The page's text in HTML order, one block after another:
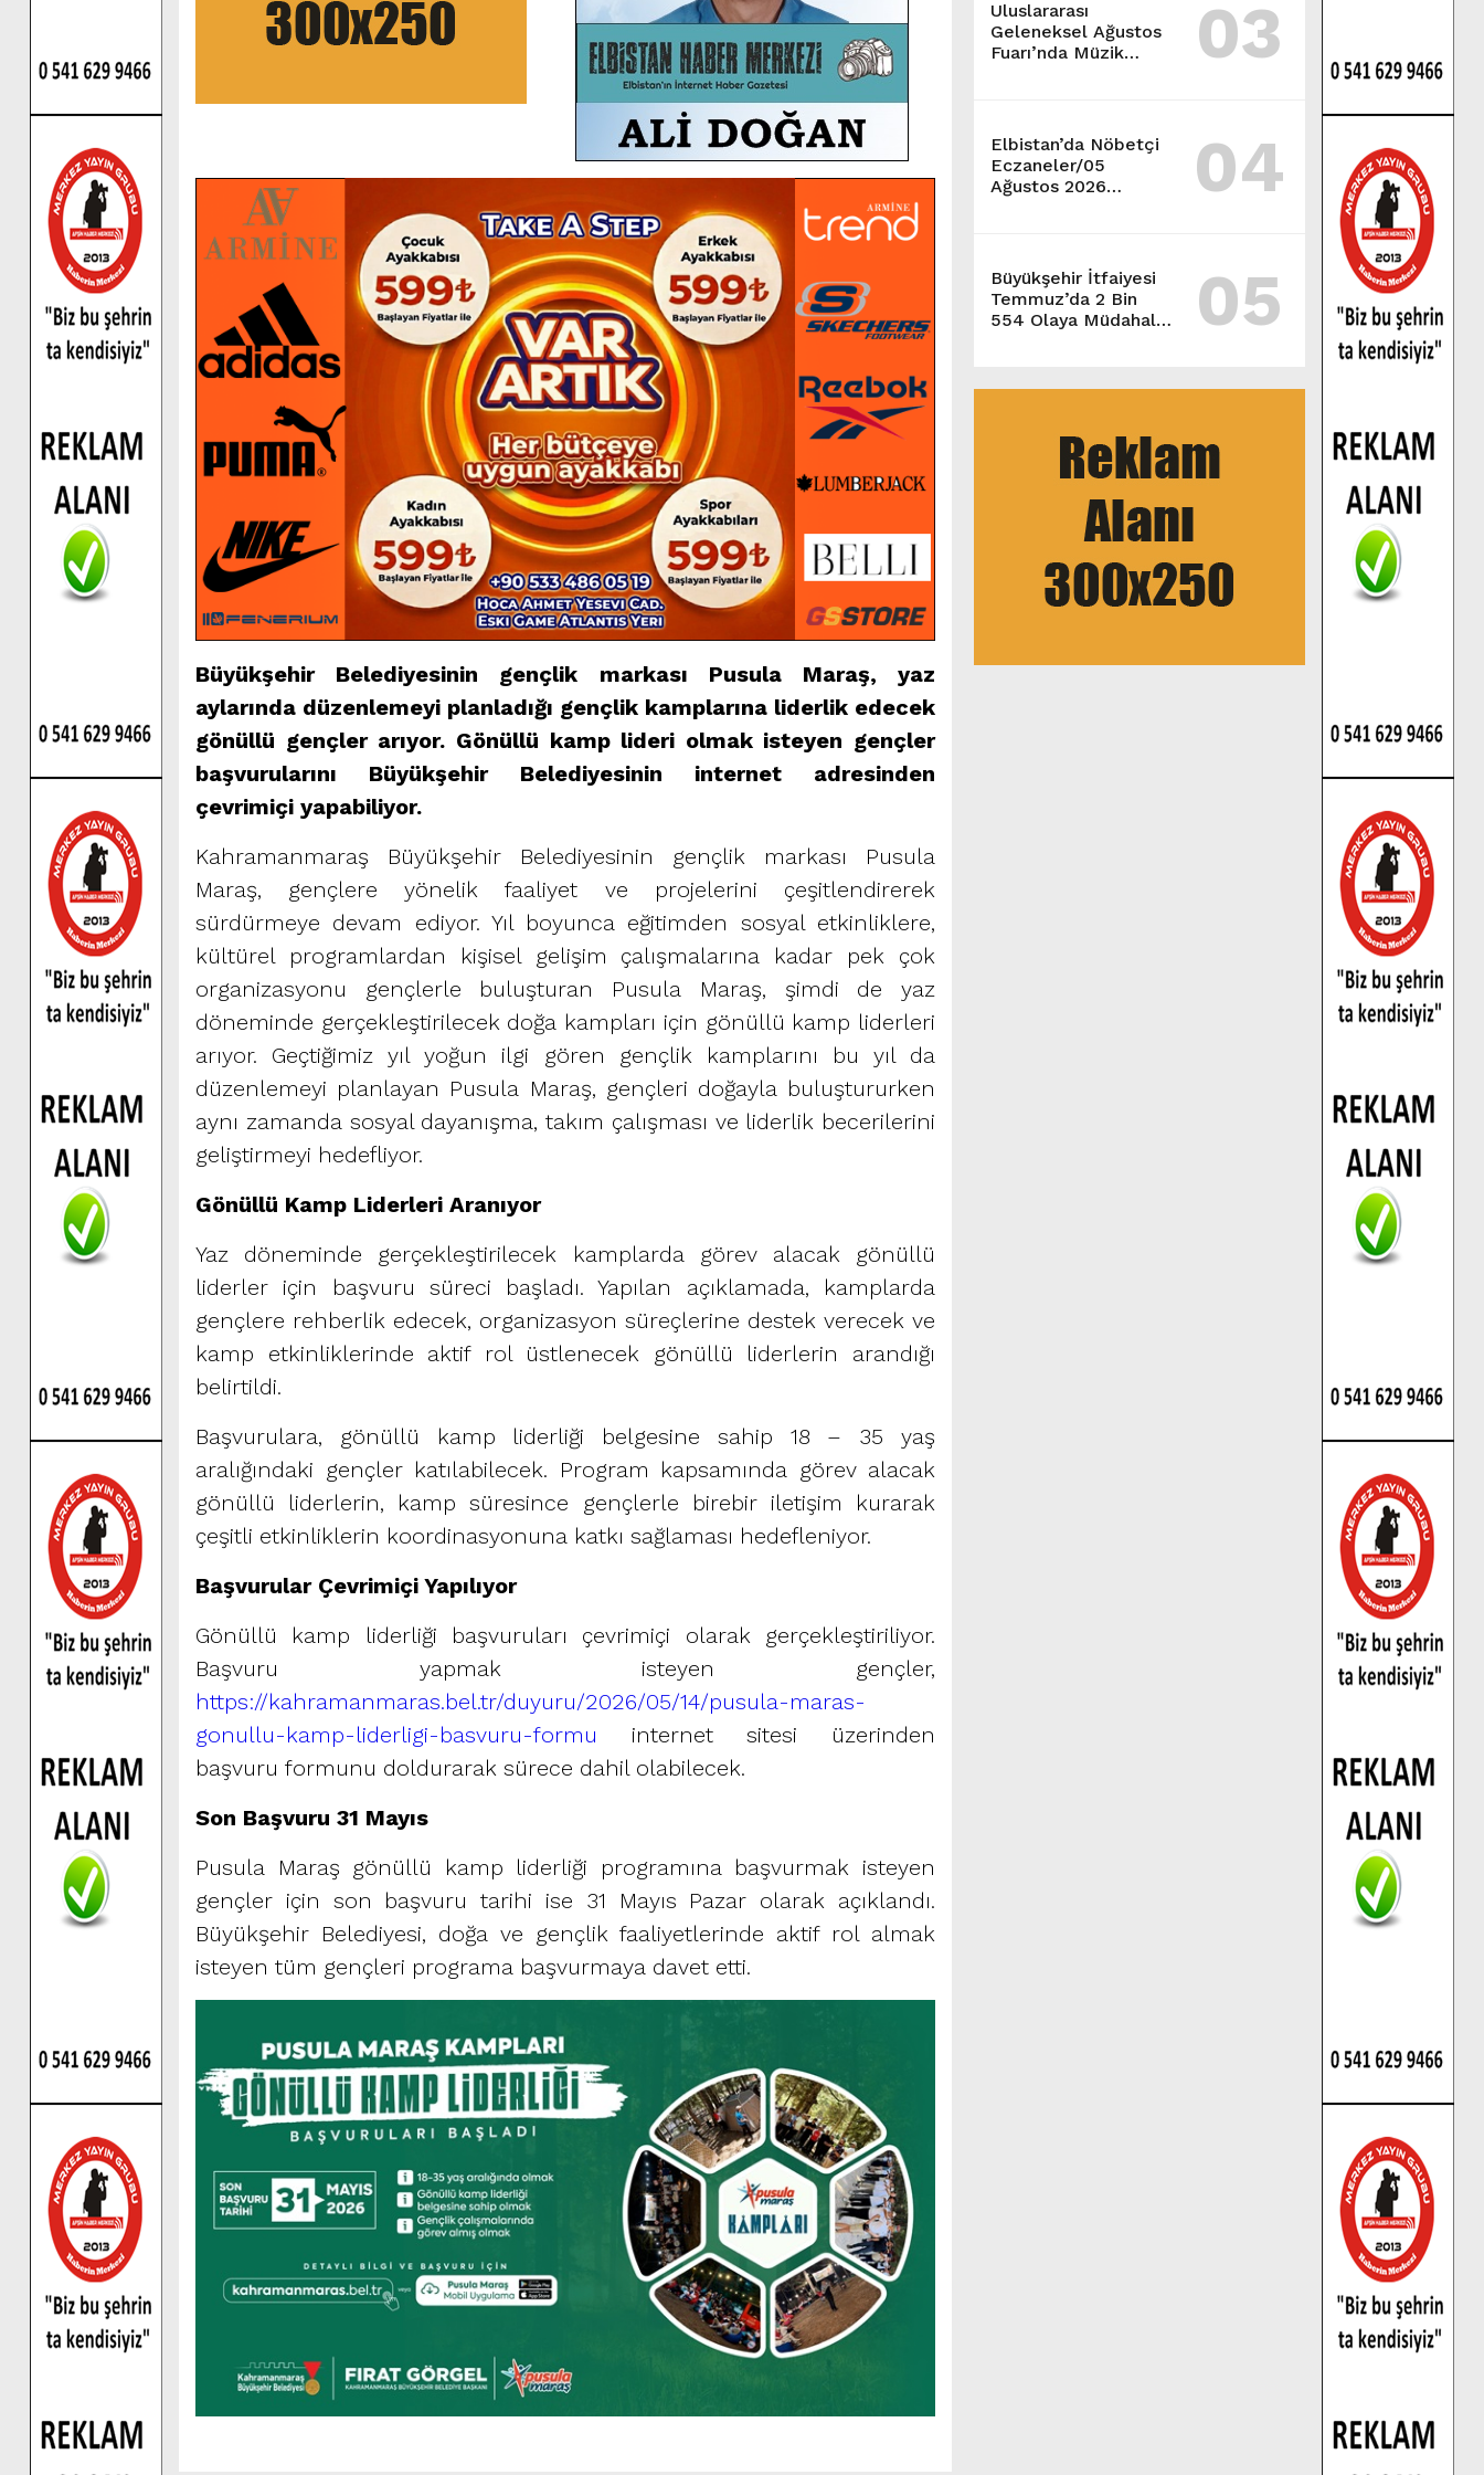
Uluslararası
Geleneksel Ağustos
Fuarı’nda Müzik
03
Elbistan’da Nöbetçi
Eczaneler/05
Ağustos 2026
04
Büyükşehir İtfaiyesi
Temmuz’da 2 Bin
554 Olaya Müdahale
05
Büyükşehir Belediyesinin gençlik markası Pusula Maraş, yaz
aylarında düzenlemeyi planladığı gençlik kamplarına liderlik edecek
gönüllü gençler arıyor. Gönüllü kamp lideri olmak isteyen gençler
başvurularını Büyükşehir Belediyesinin internet adresinden
çevrimiçi yapabiliyor.
Kahramanmaraş Büyükşehir Belediyesinin gençlik markası Pusula
Maraş, gençlere yönelik faaliyet ve projelerini çeşitlendirerek
sürdürmeye devam ediyor. Yıl boyunca eğitimden sosyal etkinliklere,
kültürel programlardan kişisel gelişim çalışmalarına kadar pek çok
organizasyonu gençlerle buluşturan Pusula Maraş, şimdi de yaz
döneminde gerçekleştirilecek doğa kampları için gönüllü kamp liderleri
arıyor. Geçtiğimiz yıl yoğun ilgi gören gençlik kamplarını bu yıl da
düzenlemeyi planlayan Pusula Maraş, gençleri doğayla buluştururken
aynı zamanda sosyal dayanışma, takım çalışması ve liderlik becerilerini
geliştirmeyi hedefliyor.
Gönüllü Kamp Liderleri Aranıyor
Yaz döneminde gerçekleştirilecek kamplarda görev alacak gönüllü
liderler için başvuru süreci başladı. Yapılan açıklamada, kamplarda
gençlere rehberlik edecek, organizasyon süreçlerine destek verecek ve
kamp etkinliklerinde aktif rol üstlenecek gönüllü liderlerin arandığı
belirtildi.
Başvurulara, gönüllü kamp liderliği belgesine sahip 18 – 35 yaş
aralığındaki gençler katılabilecek. Program kapsamında görev alacak
gönüllü liderlerin, kamp süresince gençlerle birebir iletişim kurarak
çeşitli etkinliklerin koordinasyonuna katkı sağlaması hedefleniyor.
Başvurular Çevrimiçi Yapılıyor
Gönüllü kamp liderliği başvuruları çevrimiçi olarak gerçekleştiriliyor.
Başvuru yapmak isteyen gençler,
https://kahramanmaras.bel.tr/duyuru/2026/05/14/pusula-maras-
gonullu-kamp-liderligi-basvuru-formu internet sitesi üzerinden
başvuru formunu doldurarak sürece dahil olabilecek.
Son Başvuru 31 Mayıs
Pusula Maraş gönüllü kamp liderliği programına başvurmak isteyen
gençler için son başvuru tarihi ise 31 Mayıs Pazar olarak açıklandı.
Büyükşehir Belediyesi, doğa ve gençlik faaliyetlerinde aktif rol almak
isteyen tüm gençleri programa başvurmaya davet etti.